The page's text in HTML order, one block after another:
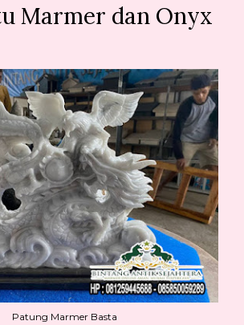
Marmer dan Onyx
Patung Marmer Basta